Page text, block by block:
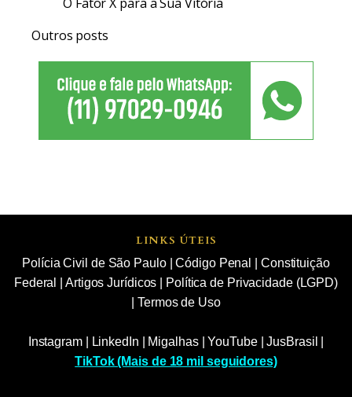
Outros posts
LINKS ÚTEIS
Polícia Civil de São Paulo|Código Penal
Constituição
Federal
Artigos Jurídicos
Política de Privacidade (LGPD)
|Termos de Uso
Instagram| LinkedIn Migalhas|YouTube|JusBrasil
TikTok (Mais de 18 mil seguidores)